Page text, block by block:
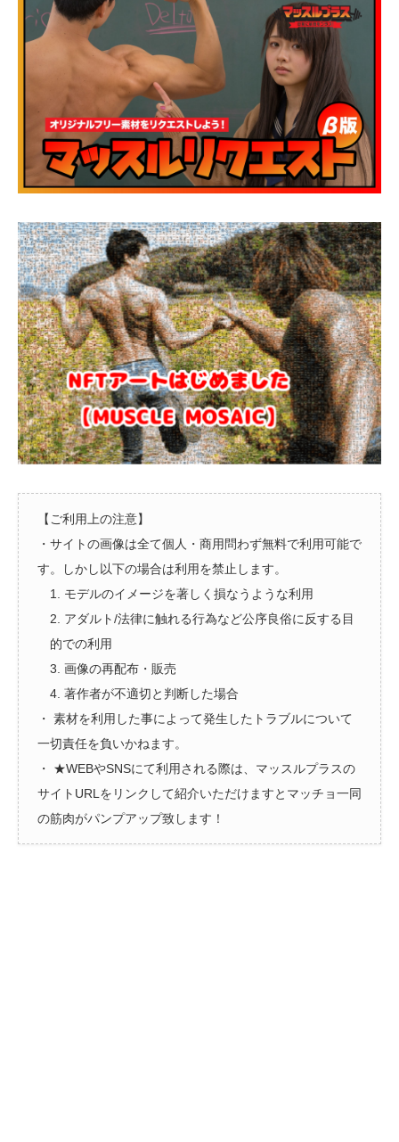
【ご利用上の注意】
・サイトの画像は全て個人・商用問わず無料で利用可能で
す。しかし以下の場合は利用を禁止します。
1. モデルのイメージを著しく損なうような利用
2. アダルト/法律に触れる行為など公序良俗に反する目
的での利用
3. 画像の再配布・販売
4. 著作者が不適切と判断した場合
・ 素材を利用した事によって発生したトラブルについて
一切責任を負いかねます。
・ ★WEBやSNSにて利用される際は、マッスルプラスの
サイトURLをリンクして紹介いただけますとマッチョ一同
の筋肉がパンプアップ致します！